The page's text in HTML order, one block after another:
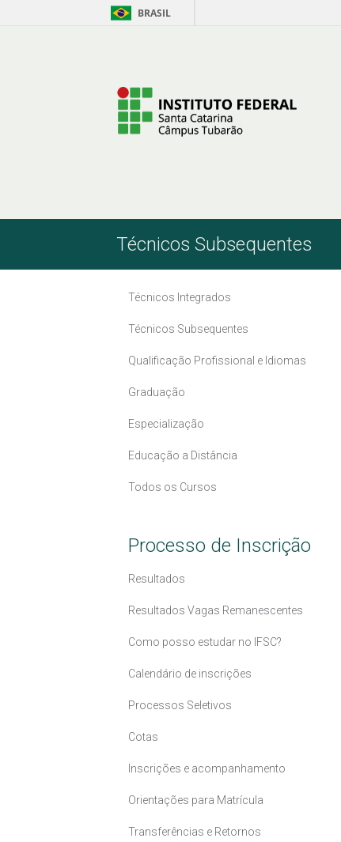
Pular para o Conteúdo BRASIL
Técnicos Subsequentes
Técnicos Integrados
Técnicos Subsequentes
Qualificação Profissional e Idiomas
Graduação
Especialização
Educação a Distância
Todos os Cursos
Processo de Inscrição
Resultados
Resultados Vagas Remanescentes
Como posso estudar no IFSC?
Calendário de inscrições
Processos Seletivos
Cotas
Inscrições e acompanhamento
Orientações para Matrícula
Transferências e Retornos